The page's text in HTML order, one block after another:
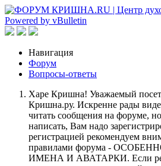
Навигация
Форум
Вопросы-ответы
Харе Кришна! Уважаемый
Кришна.ру. Искренне рады
читать сообщения на форуме,
написать, Вам надо
регистрацией рекомендуем
правилами форума -
ИМЕНА И АВАТАРКИ. Если